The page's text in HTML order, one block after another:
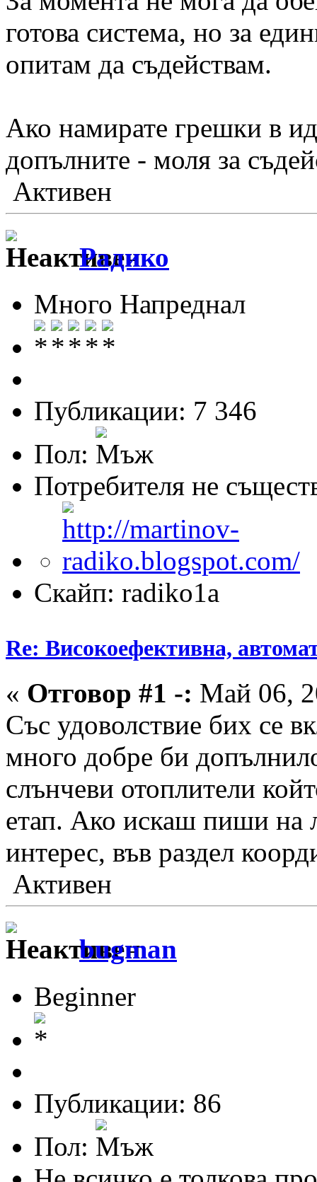
готова система, но за
опитам да съдействам.
Ако намирате грешки в
допълните - моля за
Активен
Радико
Много Напреднал
Публикации: 7 346
Пол:
Потребителя не
Скайп: radiko1a
Re: Високоефективна,
« Отговор #1 -: Май 06,
Със удоволствие бих се
много добре би
слънчеви отоплители
етап. Ако искаш пиши на
интерес, във раздел
Активен
bugman
Beginner
Публикации: 86
Пол: